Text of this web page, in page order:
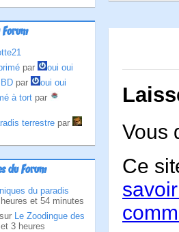
par
oui oui
par
oui oui
à tort par
terrestre par
du Forum
du paradis
et 54 minutes
sur Le Zoodingue des
3 heures
Vous
Ce